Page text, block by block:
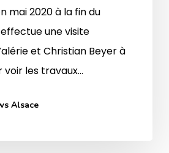
mai 2020 à la fin du
une visite
et Christian Beyer à
voir les travaux…
Alsace